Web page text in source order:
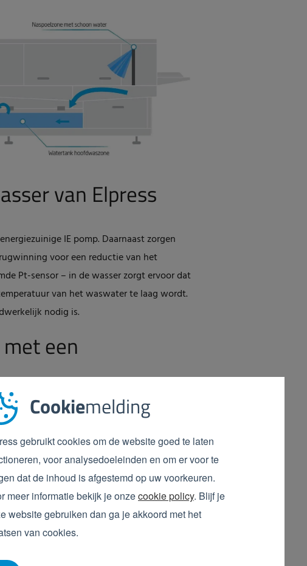
Cookiemelding
gebruikt cookies om de website goed te laten
voor analysedoeleinden en om er voor te
dat de inhoud is afgestemd op uw voorkeuren.
meer informatie bekijk je onzecookie policy. Blijf je
website gebruiken dan ga je akkoord met het
van cookies.
van Elpress
IE pomp. Daarnaast zorgen
voor een reductie van het
Pt-sensor – in de wasser zorgt ervoor dat
van het waswater te laag wordt.
nodig is.
een
liters water nodig. Dit is niet alleen
wordt een optimale reiniging van de
Dan kunt u nog beter sturen op efficiëntie
transportketting op een hogere stand te
in de wasser. Hierdoor bespaart u ook weer